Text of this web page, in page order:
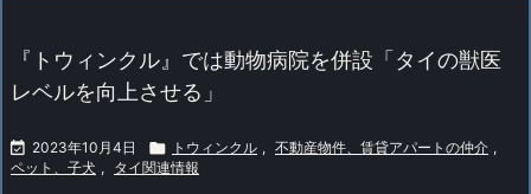
『トウィンクル』では動物病院を併設「タイの獣医
レベルを向上させる」
 2023年10月4日  トウィンクル , 不動産物件、賃貸アパートの仲介 ,
ペット、子犬 , タイ関連情報